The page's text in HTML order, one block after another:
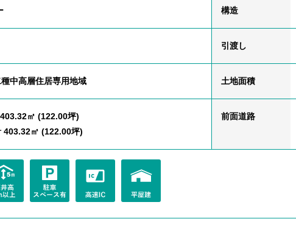
構造
引渡し
中高層住居専用地域 土地面積
㎡ (122.00坪)
403.32㎡ (122.00坪)
前面道路